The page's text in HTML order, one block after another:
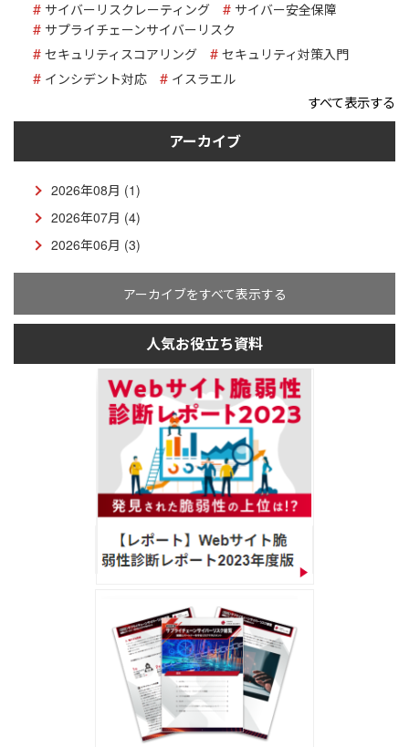
サイバーリスクレーティング
サイバー安全保障
サプライチェーンサイバーリスク
セキュリティスコアリング
セキュリティ対策入門
インシデント対応
イスラエル
すべて表示する
アーカイブ
2026年08月 (1)
2026年07月 (4)
2026年06月 (3)
アーカイブをすべて表示する
人気お役立ち資料